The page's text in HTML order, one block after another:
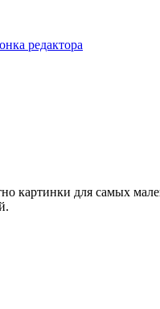
редактора
картинки для самых